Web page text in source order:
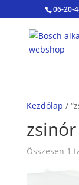
06-20-
Kezdőlap /
zsinór
Összesen 1